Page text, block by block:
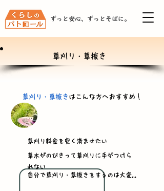
ずっと安心、ずっとそばに。
草刈り・草抜き
草刈り・草抜き はこんな方へおすすめ！
草刈り料金を安く済ませたい
草木がのびきって草刈りに手がつけら
れない
自分で草刈り・草抜きをするのは大変,,,